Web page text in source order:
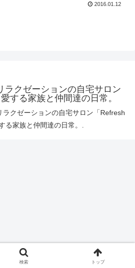
2016.01.12
ラクゼーションの自宅サロン
する家族と仲間達の日常。
クゼーションの自宅サロン「Refresh
る家族と仲間達の日常。.
検索 トップ